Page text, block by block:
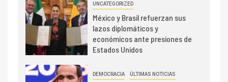
UNCATEGORIZED
México y Brasil refuerzan sus
lazos diplomáticos y
económicos ante presiones de
Estados Unidos
DEMOCRACIA ÚLTIMAS NOTICIAS